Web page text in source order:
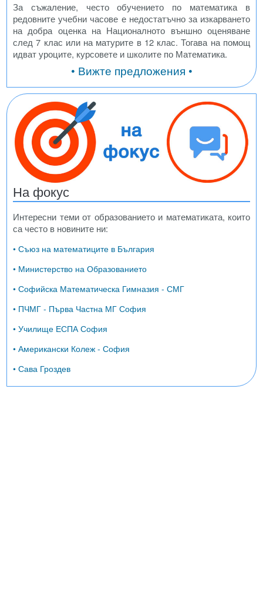
За съжаление, често обучението по математика в
редовните учебни часове е недостатъчно за изкарването
на добра оценка на Националното външно оценяване
след 7 клас или на матурите в 12 клас. Тогава на помощ
идват уроците, курсовете и школите по Математика.
• Вижте предложения •
На фокус
Интересни теми от образованието и математиката, които
са често в новините ни:
• Съюз на математиците в България
• Министерство на Образованието
• Софийска Математическа Гимназия - СМГ
• ПЧМГ - Първа Частна МГ София
• Училище ЕСПА София
• Американски Колеж - София
• Сава Гроздев